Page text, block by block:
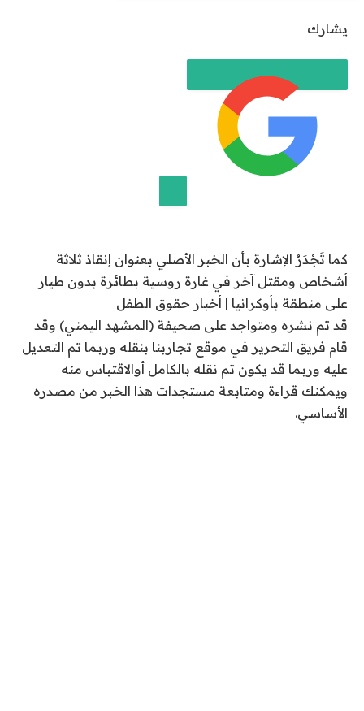
ر
ب
و
ن
ي
و
2
0
2
6
يشارك
كما تَجْدَرُ الإشارة بأن الخبر الأصلي بعنوان إنقاذ ثلاثة
أشخاص ومقتل آخر في غارة روسية بطائرة بدون طيار
على منطقة بأوكرانيا | أخبار حقوق الطفل
قد تم نشره ومتواجد على صحيفة (المشهد اليمني) وقد
قام فريق التحرير في موقع تجاربنا بنقله وربما تم التعديل
عليه وربما قد يكون تم نقله بالكامل أوالاقتباس منه
ويمكنك قراءة ومتابعة مستجدات هذا الخبر من مصدره
الأساسي.